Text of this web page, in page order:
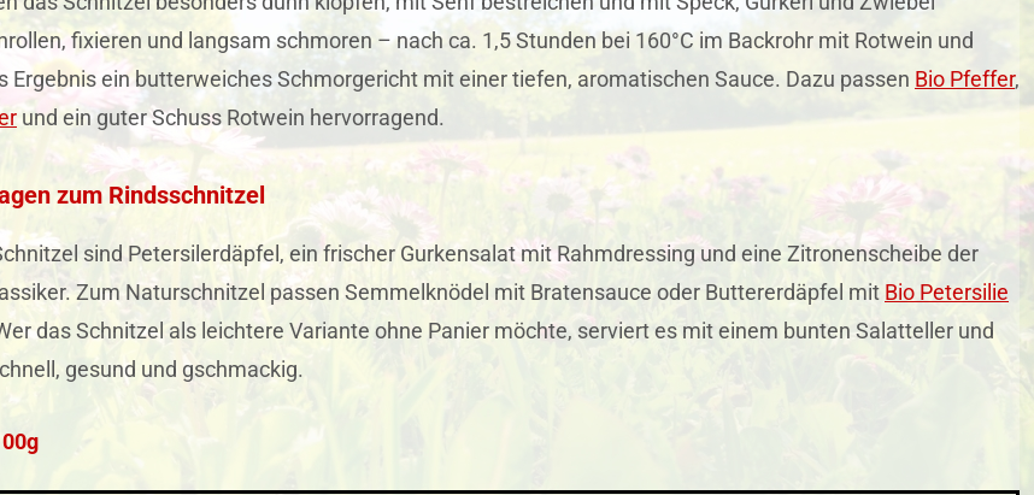
fixieren und langsam schmoren – nach ca. 1,5 Stunden bei 160°C im Backrohr mit Rotwein und
Ergebnis ein butterweiches Schmorgericht mit einer tiefen, aromatischen Sauce. Dazu passen Bio Pfeffer,
und ein guter Schuss Rotwein hervorragend.
zum Rindsschnitzel
sind Petersilerdäpfel, ein frischer Gurkensalat mit Rahmdressing und eine Zitronenscheibe der
Zum Naturschnitzel passen Semmelknödel mit Bratensauce oder Buttererdäpfel mit Bio Petersilie
das Schnitzel als leichtere Variante ohne Panier möchte, serviert es mit einem bunten Salatteller und
gesund und gschmackig.